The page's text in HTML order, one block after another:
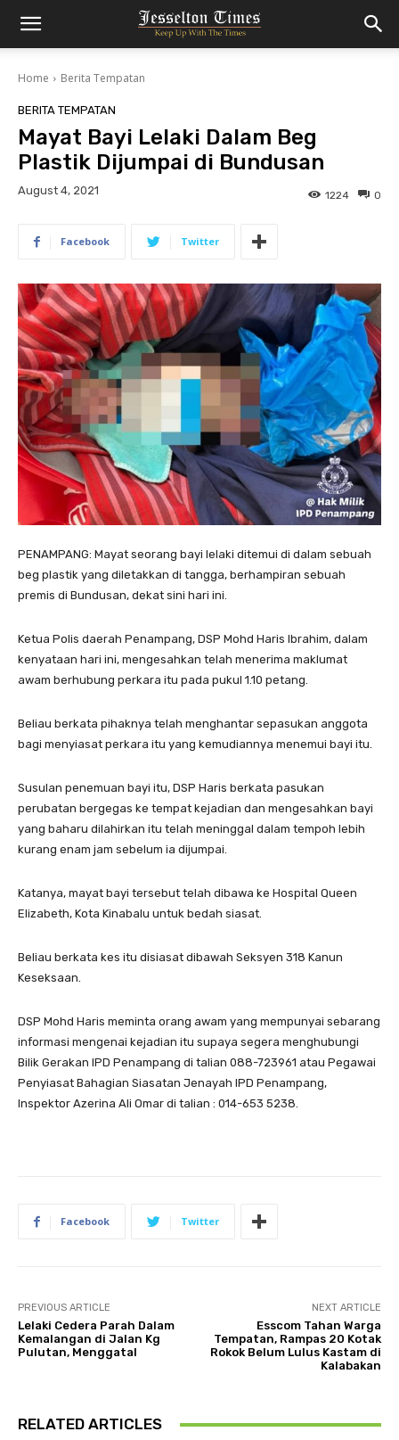
Home Berita Tempatan
BERITA TEMPATAN
Mayat Bayi Lelaki Dalam Beg
Plastik Dijumpai di Bundusan
August 4, 2021 0
1224
Facebook Twitter
PENAMPANG: Mayat seorang bayi lelaki ditemui di dalam sebuah
beg plastik yang diletakkan di tangga, berhampiran sebuah
premis di Bundusan, dekat sini hari ini.
Ketua Polis daerah Penampang, DSP Mohd Haris Ibrahim, dalam
kenyataan hari ini, mengesahkan telah menerima maklumat
awam berhubung perkara itu pada pukul 1.10 petang.
Beliau berkata pihaknya telah menghantar sepasukan anggota
bagi menyiasat perkara itu yang kemudiannya menemui bayi itu.
Susulan penemuan bayi itu, DSP Haris berkata pasukan
perubatan bergegas ke tempat kejadian dan mengesahkan bayi
yang baharu dilahirkan itu telah meninggal dalam tempoh lebih
kurang enam jam sebelum ia dijumpai.
Katanya, mayat bayi tersebut telah dibawa ke Hospital Queen
Elizabeth, Kota Kinabalu untuk bedah siasat.
Beliau berkata kes itu disiasat dibawah Seksyen 318 Kanun
Keseksaan.
DSP Mohd Haris meminta orang awam yang mempunyai sebarang
informasi mengenai kejadian itu supaya segera menghubungi
Bilik Gerakan IPD Penampang di talian 088-723961 atau Pegawai
Penyiasat Bahagian Siasatan Jenayah IPD Penampang,
Inspektor Azerina Ali Omar di talian : 014-653 5238.
Facebook Twitter
PREVIOUS ARTICLE
Lelaki Cedera Parah Dalam
Kemalangan di Jalan Kg
Pulutan, Menggatal
NEXT ARTICLE
Esscom Tahan Warga
Tempatan, Rampas 20 Kotak
Rokok Belum Lulus Kastam di
Kalabakan
RELATED ARTICLES